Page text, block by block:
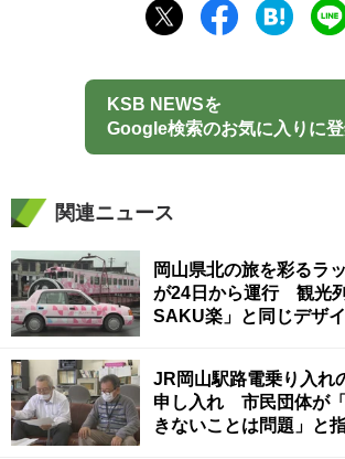
KSB NEWSを
Google検索のお気に入りに
関連ニュース
岡山県北の旅を彩るラ
が24日から運行 観光
SAKU楽」と同じデザ
JR岡山駅路電乗り入れ
申し入れ 市民団体が
きないことは問題」と